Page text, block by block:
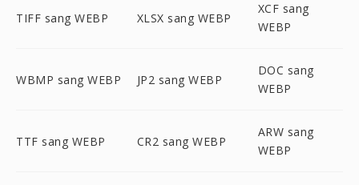
TIFF sang WEBP XLSX sang WEBP
XCF sang
WEBP
WBMP sang WEBP JP2 sang WEBP
DOC sang
WEBP
TTF sang WEBP CR2 sang WEBP
ARW sang
WEBP